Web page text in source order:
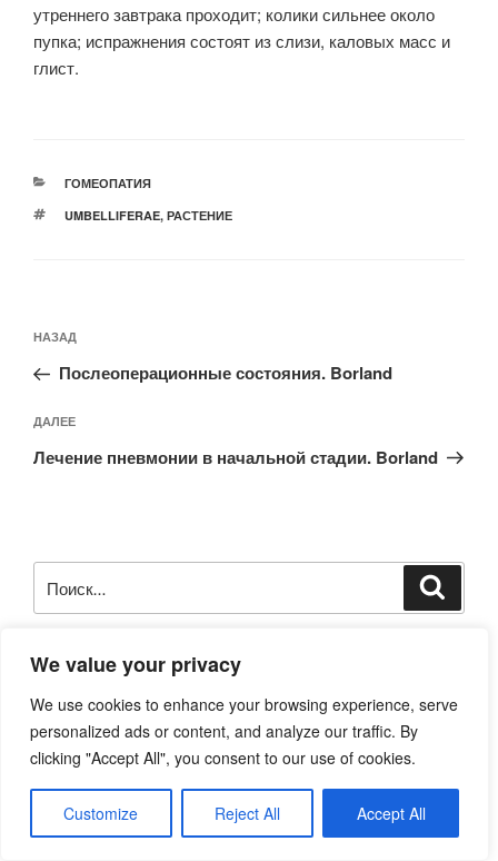
We value your privacy
We use cookies to enhance your browsing experience, serve
personalized ads or content, and analyze our traffic. By
clicking "Accept All", you consent to our use of cookies.
Customize Reject All Accept All
утреннего завтрака проходит; колики сильнее около
пупка; испражнения состоят из слизи, каловых масс и
глист.
РУБРИКИ
ГОМЕОПАТИЯ
МЕТКИ
UMBELLIFERAE, РАСТЕНИЕ
по
записям
Предыдущая
запись:
НАЗАД
Послеоперационные состояния. Borland
Следующая
запись
ДАЛЕЕ
Лечение пневмонии в начальной стадии. Borland
Чтобы подобрать себе препарат, введите в поиск три
(лучше больше) ярких симптома и нажмите «Enter».
Препарат должен быть в каждом симптоме. Например -
кашель спазматический с желтой мокротой, утром...
При трудностях, используйтеобратную связь.